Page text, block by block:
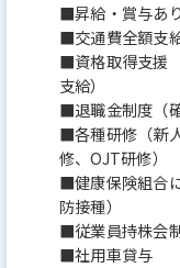
■昇給・賞与あ
■交通費全額支
■資格取得支援
支給）
■退職金制度（
■各種研修（新
修、OJT研修）
■健康保険組合
防接種）
■従業員持株会
■社用車貸与